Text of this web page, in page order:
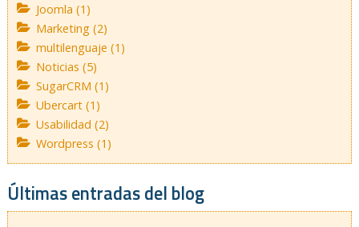
Joomla (1)
Marketing (2)
multilenguaje (1)
Noticias (5)
SugarCRM (1)
Ubercart (1)
Usabilidad (2)
Wordpress (1)
Últimas entradas del blog